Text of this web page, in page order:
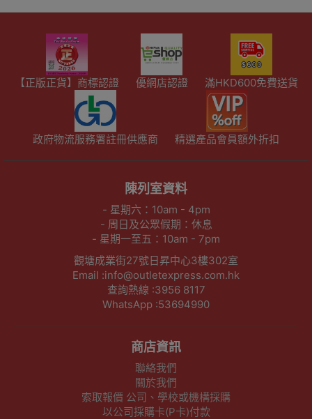
【正版正貨】商標認證 優網店認證 滿HKD600免費送貨
政府物流服務署註冊供應商 精選產品會員額外折扣
陳列室資料
- 星期六：10am - 4pm
- 周日及公眾假期：休息
- 星期一至五：10am - 7pm
觀塘成業街27號日昇中心3樓302室
Email :info@outletexpress.com.hk
查詢熱線 :3956 8117
WhatsApp :53694990
商店資訊
聯絡我們
關於我們
索取報價 公司、學校或機構採購
以公司採購卡(P卡)付款